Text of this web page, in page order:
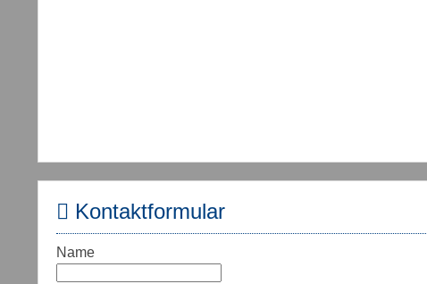
Kontaktformular
Name